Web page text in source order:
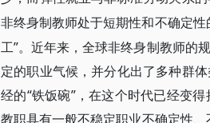
非终身制教师处于短期性和不确定
工”。近年来，全球非终身制教师的
定的职业气候，并分化出了多种群
经的“铁饭碗”，在这个时代已经变
教职具有一般不稳定职业不确定性